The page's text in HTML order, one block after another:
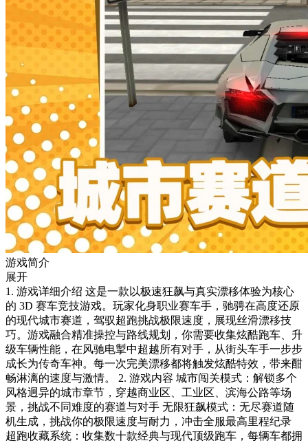
游戏简介
展开
1. 游戏详细介绍 这是一款以极速狂飙与真实漂移体验为核心
的 3D 赛车竞技游戏。玩家化身职业赛车手，驰骋在高度还原
的现代城市赛道，驾驭超跑挑战极限速度，展现丝滑漂移技
巧。游戏融合精准操控与路线规划，你需要收集炫酷跑车、升
级车辆性能，在风驰电掣中超越所有对手，从街头车手一步步
成长为传奇车神。每一次完美漂移都将触发炫酷特效，带来酣
畅淋漓的速度与激情。 2. 游戏内容 城市闯关模式：解锁多个
风格迥异的城市章节，穿越商业区、工业区、滨海公路等场
景，挑战不同难度的赛道与对手 无限狂飙模式：无尽赛道随
机生成，挑战你的极限速度与耐力，冲击全服最高里程纪录
超跑收藏系统：收集数十款经典与现代顶级跑车，每辆车都拥